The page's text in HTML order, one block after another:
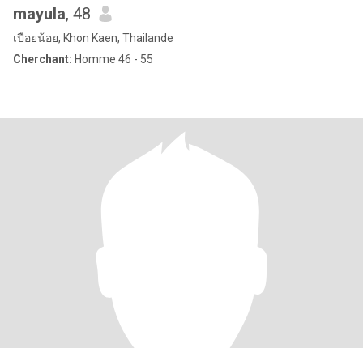
mayula, 48
เปือยน้อย, Khon Kaen, Thailande
Cherchant: Homme 46 - 55